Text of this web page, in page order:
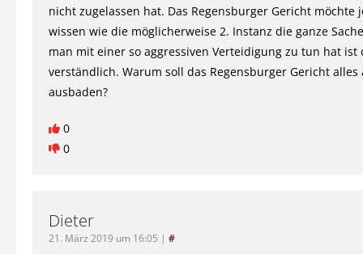
nicht zugelassen hat. Das Regensburger Gericht möchte
wissen wie die möglicherweise 2. Instanz die ganze
man mit einer so aggressiven Verteidigung zu tun hat ist
verständlich. Warum soll das Regensburger Gericht alles
ausbaden?
0
0
Dieter
21. März 2019 um 16:05 | #